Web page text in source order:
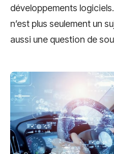
développements
n’est plus seulement un
aussi une question de